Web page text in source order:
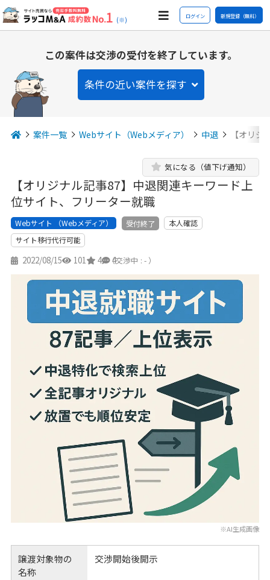
(※) ログイン 新規登録（無料）
この案件は交渉の受付を終了しています。
条件の近い案件を探す
案件一覧 Webサイト（Webメディア） 中退 【オリ
【オリジナル記事87】中退関連キーワード上
位サイト、フリーター就職
気になる（値下げ通知）
Webサイト （Webメディア） 受付終了
本人確認
サイト移行代行可能
2022/08/15 101 4 4
（交渉中 : - ）
※AI生成画像
譲渡対象物の
名称
交渉開始後開示